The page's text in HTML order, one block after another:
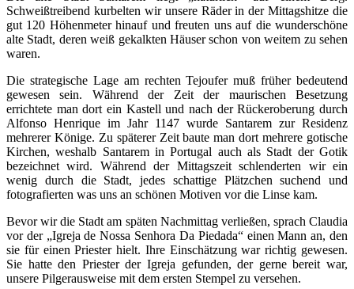
Schweißtreibend kurbelten wir unsere Räder in der Mittagshitze die
gut 120 Höhenmeter hinauf und freuten uns auf die wunderschöne
alte Stadt, deren weiß gekalkten Häuser schon von weitem zu sehen
waren.
Die strategische Lage am rechten Tejoufer muß früher bedeutend
gewesen sein. Während der Zeit der maurischen Besetzung
errichtete man dort ein Kastell und nach der Rückeroberung durch
Alfonso Henrique im Jahr 1147 wurde Santarem zur Residenz
mehrerer Könige. Zu späterer Zeit baute man dort mehrere gotische
Kirchen, weshalb Santarem in Portugal auch als Stadt der Gotik
bezeichnet wird. Während der Mittagszeit schlenderten wir ein
wenig durch die Stadt, jedes schattige Plätzchen suchend und
fotografierten was uns an schönen Motiven vor die Linse kam.
Bevor wir die Stadt am späten Nachmittag verließen, sprach Claudia
vor der „Igreja de Nossa Senhora Da Piedada“ einen Mann an, den
sie für einen Priester hielt. Ihre Einschätzung war richtig gewesen.
Sie hatte den Priester der Igreja gefunden, der gerne bereit war,
unsere Pilgerausweise mit dem ersten Stempel zu versehen.